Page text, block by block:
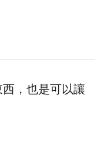
，也是可以讓